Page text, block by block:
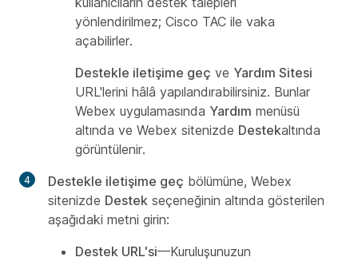
yönlendirilmez; Cisco TAC ile vaka
açabilirler.
Destekle iletişime geç ve Yardım Sitesi
URL'lerini hâlâ yapılandırabilirsiniz. Bunlar
Webex uygulamasında Yardım menüsü
altında ve Webex sitenizde Destekaltında
görüntülenir.
Destekle iletişime geç bölümüne, Webex
sitenizde Destek seçeneğinin altında gösterilen
aşağıdaki metni girin:
Destek URL'si—Kuruluşunuzun